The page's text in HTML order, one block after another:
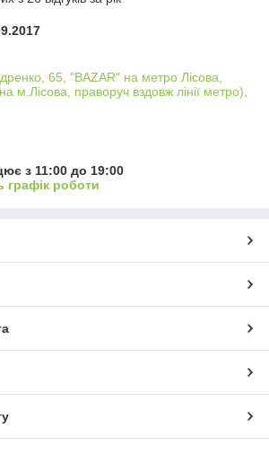
65, "BAZAR" на метро Лісова,
м.Лісова, праворуч вздовж лінії метро),
з 11:00 до 19:00
графік роботи